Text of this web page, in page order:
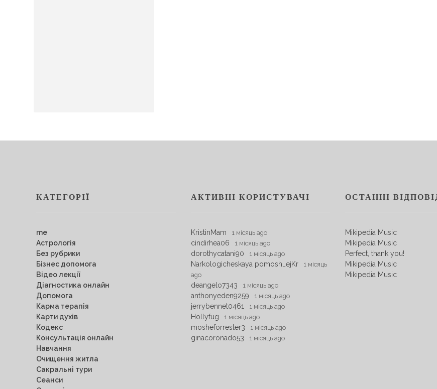
КАТЕГОРІЇ
me
Астрологія
Без рубрики
Бізнес допомога
Відео лекції
Діагностика онлайн
Допомога
Карма терапія
Карти духів
Кодекс
Консультація онлайн
Навчання
Очищення житла
Сакральні тури
Сеанси
АКТИВНІ КОРИСТУВАЧІ
KristinMam 1 місяць ago
cindirhea06 1 місяць ago
dorothycatani90 1 місяць ago
Narkologicheskaya pomosh_ejKr
1 місяць
ago
deangelo7343 1 місяць ago
anthonyeden9259 1 місяць ago
jerrybennet0461 1 місяць ago
Hollyfug 1 місяць ago
mosheforrester3 1 місяць ago
ginacoronado53 1 місяць ago
ОСТАННІ
Mikipedia Music
Mikipedia Music
Perfect, thank you!
Mikipedia Music
Mikipedia Music